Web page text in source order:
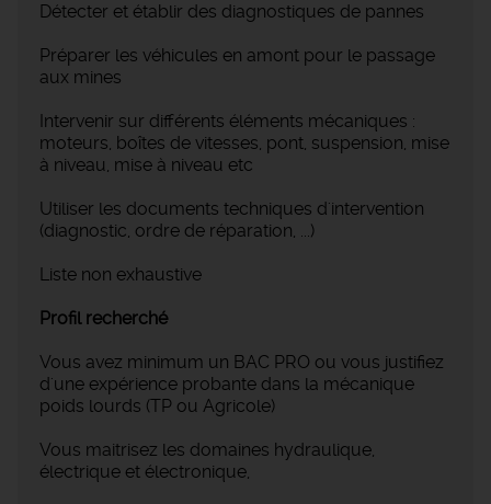
Détecter et établir des diagnostiques de pannes
Préparer les véhicules en amont pour le passage
aux mines
Intervenir sur différents éléments mécaniques :
moteurs, boîtes de vitesses, pont, suspension, mise
à niveau, mise à niveau etc
Utiliser les documents techniques d'intervention
(diagnostic, ordre de réparation, ...)
Liste non exhaustive
Profil recherché
Vous avez minimum un BAC PRO ou vous justifiez
d'une expérience probante dans la mécanique
poids lourds (TP ou Agricole)
Vous maitrisez les domaines hydraulique,
électrique et électronique,